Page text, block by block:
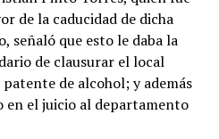
de la caducidad de dicha
señaló que esto le daba la
de clausurar el local
de alcohol; y además
en el juicio al departamento